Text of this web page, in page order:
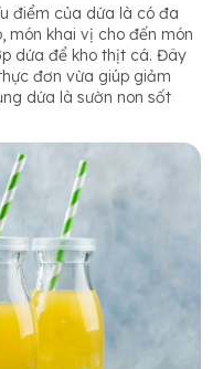
điểm của dứa là có đa
món khai vị cho đến món
dứa để kho thịt cá. Đây
đơn vừa giúp giảm
dứa là sườn non sốt